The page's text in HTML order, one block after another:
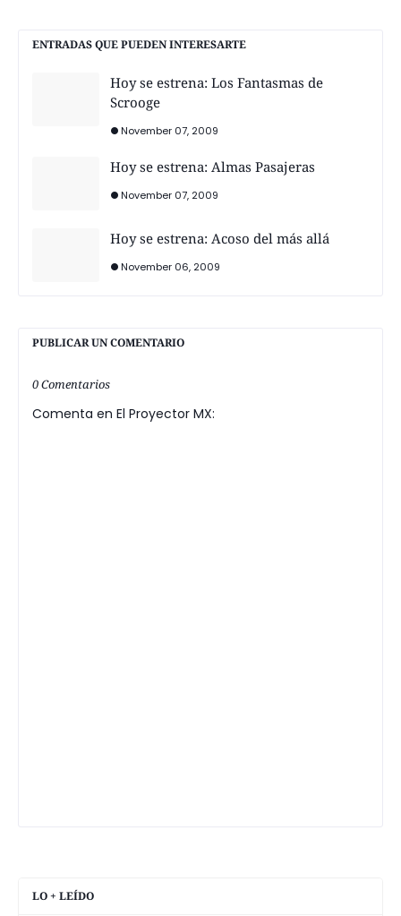
ENTRADAS QUE PUEDEN INTERESARTE
Hoy se estrena: Los Fantasmas de
Scrooge
November 07, 2009
Hoy se estrena: Almas Pasajeras
November 07, 2009
Hoy se estrena: Acoso del más allá
November 06, 2009
PUBLICAR UN COMENTARIO
0 Comentarios
Comenta en El Proyector MX:
LO + LEÍDO